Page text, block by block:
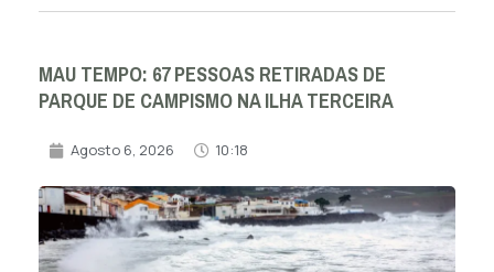
MAU TEMPO: 67 PESSOAS RETIRADAS DE
PARQUE DE CAMPISMO NA ILHA TERCEIRA
Agosto 6, 2026 10:18